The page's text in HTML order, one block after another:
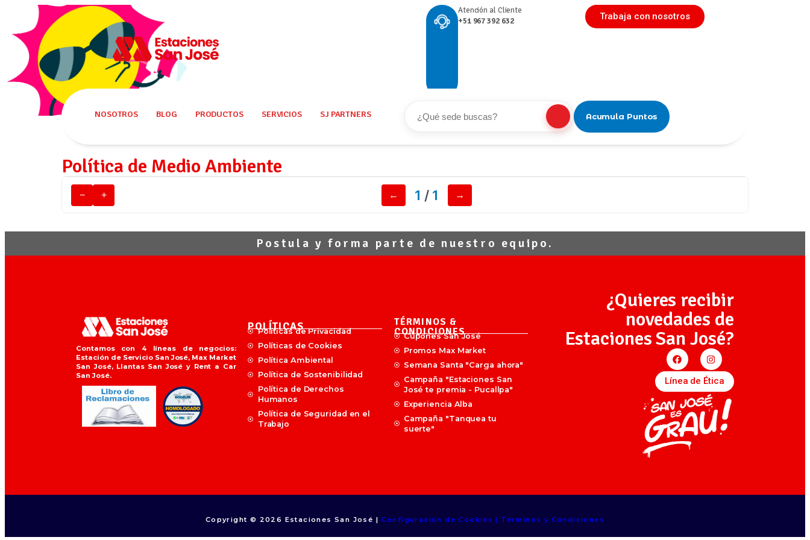
Atención al Cliente
+51 967 392 632
Trabaja con nosotros
NOSOTROS BLOG PRODUCTOS SERVICIOS SJ PARTNERS Acumula Puntos
Política de Medio Ambiente
− + ← 1 / 1 →
Postula y forma parte de nuestro equipo.
Contamos con 4 líneas de negocios:
Estación de Servicio San José, Max Market
San José, Llantas San José y Rent a Car
San José.
POLÍTICAS
Políticas de Privacidad
Políticas de Cookies
Política Ambiental
Política de Sostenibilidad
Política de Derechos
Humanos
Política de Seguridad en el
Trabajo
TÉRMINOS &
CONDICIONES
Cupones San José
Promos Max Market
Semana Santa "Carga ahora"
Campaña "Estaciones San
José te premia - Pucallpa"
Experiencia Alba
Campaña "Tanquea tu
suerte"
¿Quieres recibir
novedades de
Estaciones San José?
Línea de Ética
Copyright © 2026 Estaciones San José | Configuración de Cookies | Términos y Condiciones